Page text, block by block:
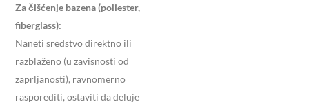
Za čišćenje bazena (poliester,
fiberglass):
Naneti sredstvo direktno ili
razblaženo (u zavisnosti od
zaprljanosti), ravnomerno
rasporediti, ostaviti da deluje